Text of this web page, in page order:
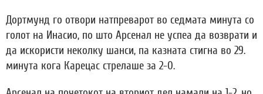
Дортмунд го отвори натпреварот во седмата минута со
голот на Инасио, по што Арсенал не успеа да возврати и
да искористи неколку шанси, па казната стигна во 29.
минута кога Карецас стрелаше за 2-0.